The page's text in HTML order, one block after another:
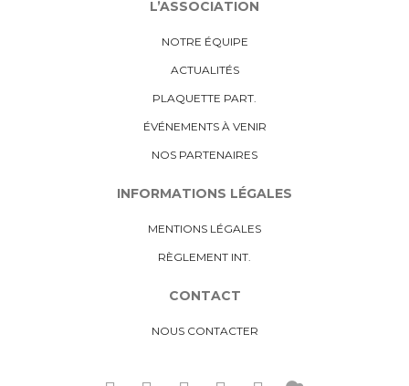
L’ASSOCIATION
NOTRE ÉQUIPE
ACTUALITÉS
PLAQUETTE PART.
ÉVÉNEMENTS À VENIR
NOS PARTENAIRES
INFORMATIONS LÉGALES
MENTIONS LÉGALES
RÈGLEMENT INT.
CONTACT
NOUS CONTACTER